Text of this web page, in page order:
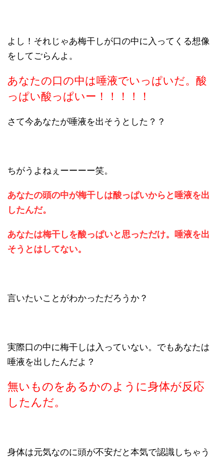
よし！それじゃあ梅干しが口の中に入ってくる想像
をしてごらんよ。
あなたの口の中は唾液でいっぱいだ。酸
っぱい酸っぱいー！！！！！
さて今あなたが唾液を出そうとした？？
ちがうよねぇーーーー笑。
あなたの頭の中が梅干しは酸っぱいからと唾液を出
したんだ。
あなたは梅干しを酸っぱいと思っただけ。唾液を出
そうとはしてない。
言いたいことがわかっただろうか？
実際口の中に梅干しは入っていない。でもあなたは
唾液を出したんだよ？
無いものをあるかのように身体が反応
したんだ。
身体は元気なのに頭が不安だと本気で認識しちゃう